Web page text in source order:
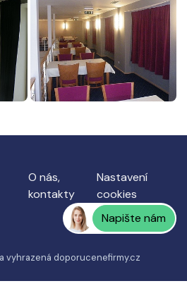
O nás,
kontakty
Nastavení
cookies
Napište nám
vyhrazená doporucenefirmy.cz